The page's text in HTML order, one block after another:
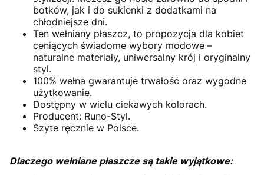
botków, jak i do sukienki z dodatkami na
chłodniejsze dni.
Ten wełniany płaszcz, to propozycja dla kobiet
ceniących świadome wybory modowe –
naturalne materiały, uniwersalny krój i oryginalny
styl.
100% wełna gwarantuje trwałość oraz wygodne
użytkowanie.
Dostępny w wielu ciekawych kolorach.
Producent: Runo-Styl.
Szyte ręcznie w Polsce.
Dlaczego wełniane płaszcze są takie wyjątkowe: